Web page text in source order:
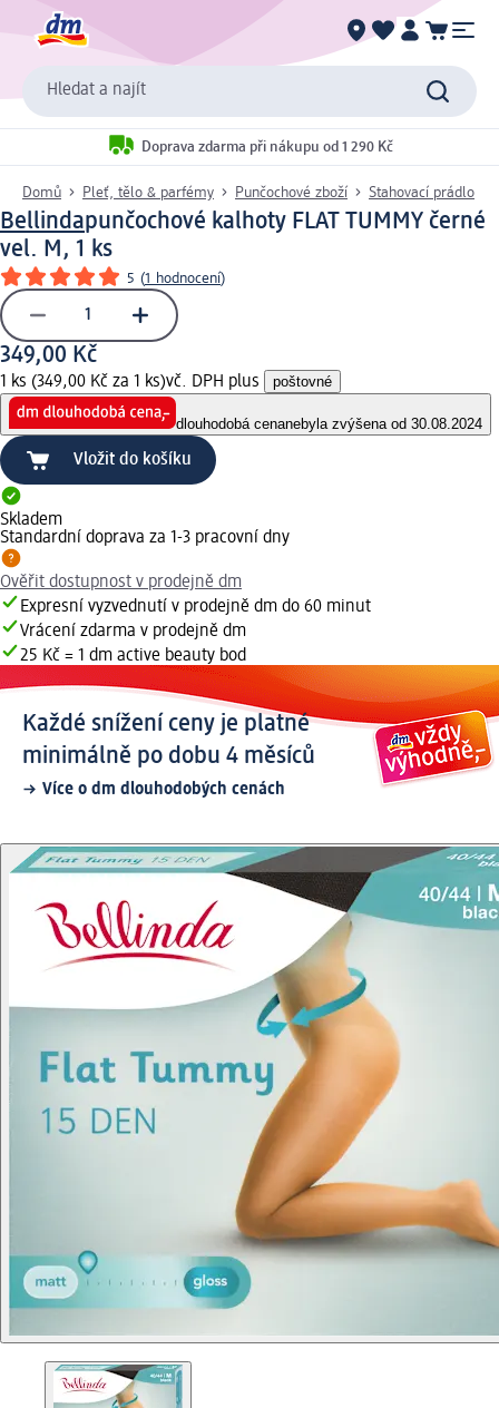
Hledat a najít
Doprava zdarma při nákupu od 1 290 Kč
Domů Pleť, tělo & parfémy Punčochové zboží Stahovací prádlo
Bellindapunčochové kalhoty FLAT TUMMY černé
vel. M, 1 ks
5 (1 hodnocení)
349,00 Kč
1 ks (349,00 Kč za 1 ks)vč. DPH plus poštovné
dlouhodobá cenanebyla zvýšena od 30.08.2024
Vložit do košíku
Skladem
Standardní doprava za 1-3 pracovní dny
Ověřit dostupnost v prodejně dm
Expresní vyzvednutí v prodejně dm do 60 minut
Vrácení zdarma v prodejně dm
25 Kč = 1 dm active beauty bod
Každé snížení ceny je platné
minimálně po dobu 4 měsíců
Více o dm dlouhodobých cenách